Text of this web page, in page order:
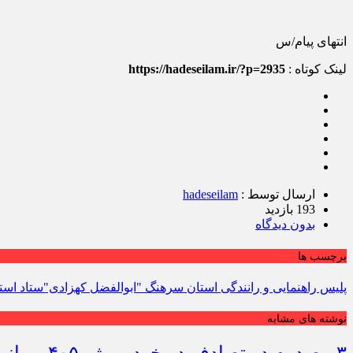
انتهای پیام/س
لینک کوتاه : https://hadeseilam.ir/?p=2935
ارسال توسط : hadeseilam
193 بازدید
بدون دیدگاه
برچسب ها
پلیس راهنمایی و رانندگی استان سرهنگ "ابوالفضل کهزادی"ستاد
نوشته های مشابه